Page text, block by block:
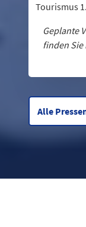
Tourismus
Geplante
finden
Alle